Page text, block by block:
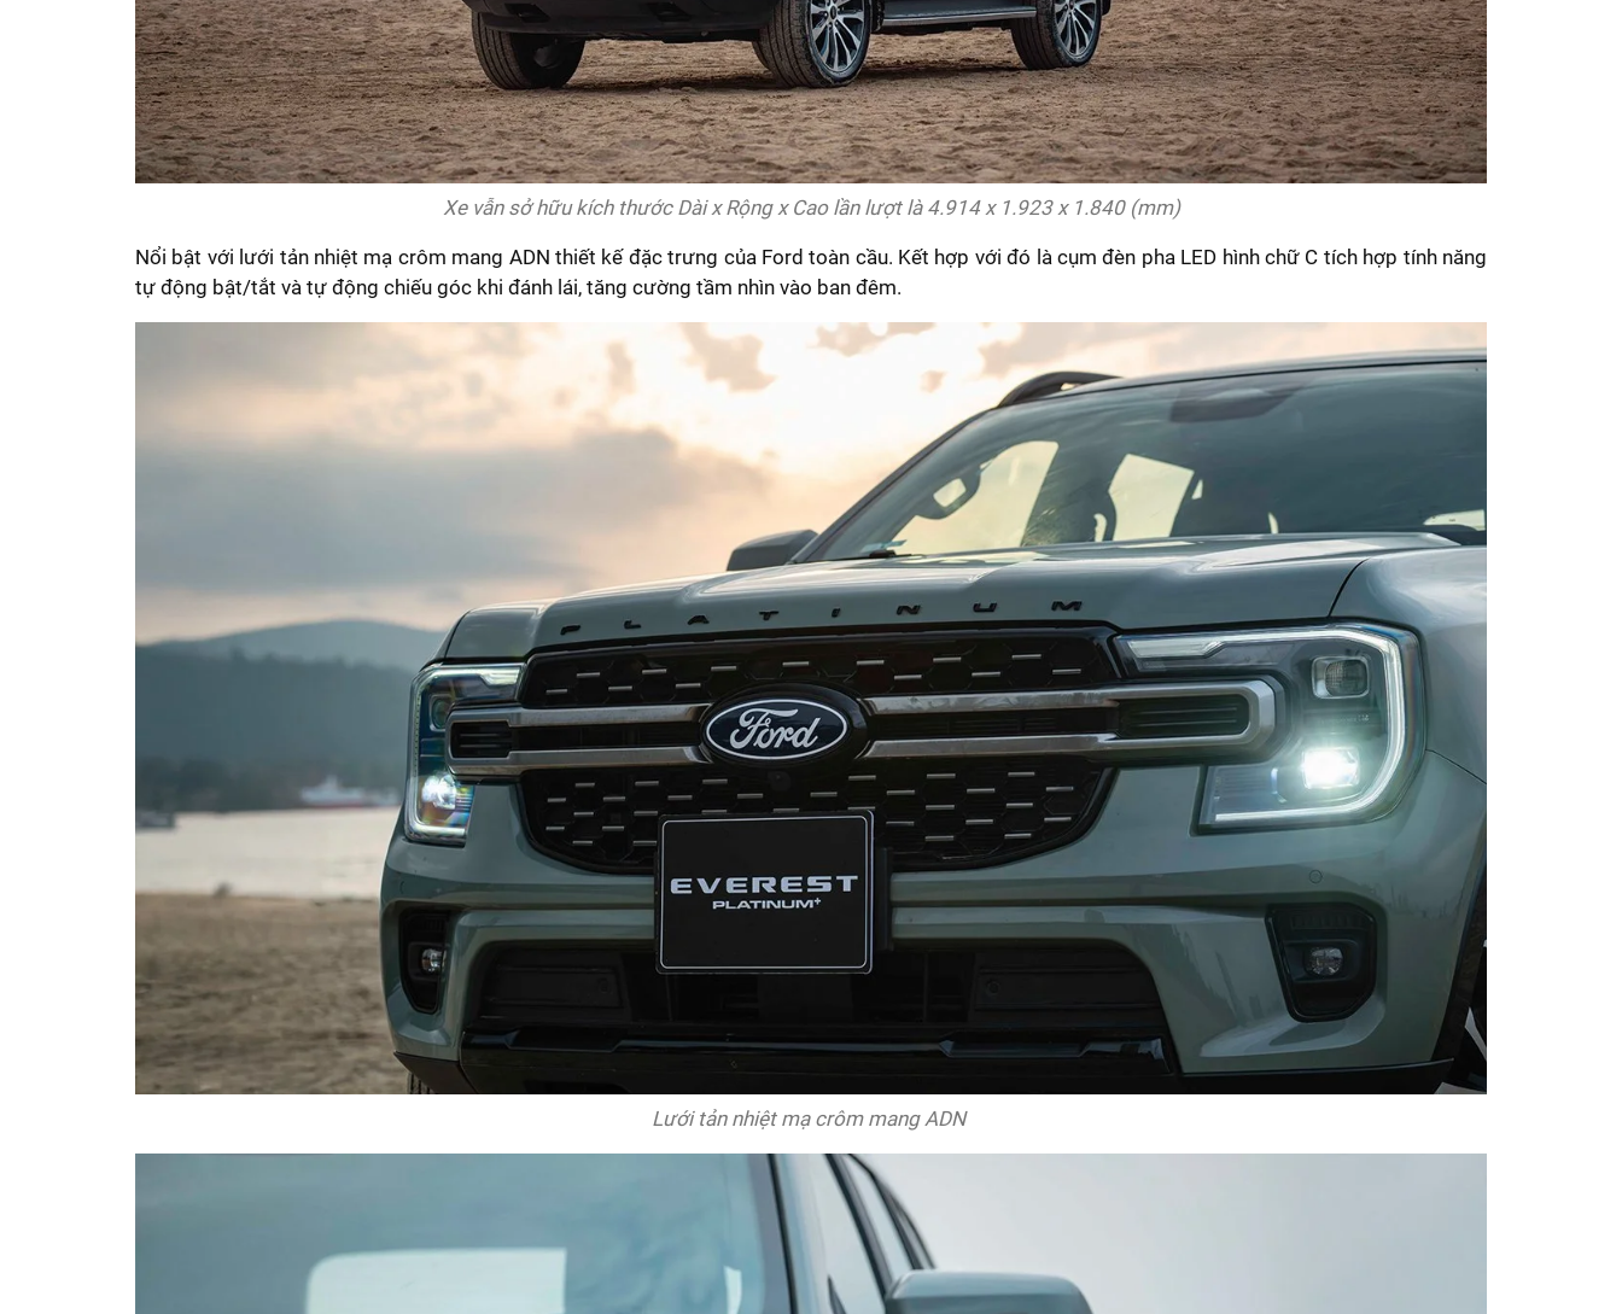
Xe vẫn sở hữu kích thước Dài x Rộng x Cao lần lượt là 4.914 x 1.923 x 1.840 (mm)
Nổi bật với lưới tản nhiệt mạ crôm mang ADN thiết kế đặc trưng của Ford toàn cầu. Kết hợp với đó là cụm đèn pha LED hình chữ C tích hợp tính năng
tự động bật/tắt và tự động chiếu góc khi đánh lái, tăng cường tầm nhìn vào ban đêm.
Lưới tản nhiệt mạ crôm mang ADN